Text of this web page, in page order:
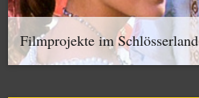
Filmprojekte im Schlösserland